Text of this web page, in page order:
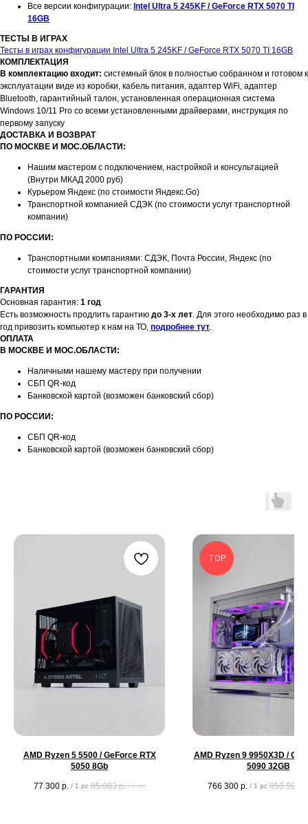
Все версии конфигурации: Intel Ultra 5 245KF / GeForce RTX 5070 TI
16GB
ТЕСТЫ В ИГРАХ
Тесты в играх конфигурации Intel Ultra 5 245KF / GeForce RTX 5070 TI 16GB
КОМПЛЕКТАЦИЯ
В комплектацию входит: системный блок в полностью собранном и готовом к
эксплуатации виде из коробки, кабель питания, адаптер WiFi, адаптер
Bluetooth, гарантийный талон, установленная операционная система
Windows 10/11 Pro со всеми установленными драйверами, инструкция по
первому запуску
ДОСТАВКА И ВОЗВРАТ
ПО МОСКВЕ И МОС.ОБЛАСТИ:
Нашим мастером с подключением, настройкой и консультацией
(Внутри МКАД 2000 руб)
Курьером Яндекс (по стоимости Яндекс.Go)
Транспортной компанией СДЭК (по стоимости услуг транспортной
компании)
ПО РОССИИ:
Транспортными компаниями: СДЭК, Почта России, Яндекс (по
стоимости услуг транспортной компании)
ГАРАНТИЯ
Основная гарантия: 1 год
Есть возможность продлить гарантию до 3-х лет. Для этого необходимо раз в
год привозить компьютер к нам на ТО, подробнее тут.
ОПЛАТА
В МОСКВЕ И МОС.ОБЛАСТИ:
Наличными нашему мастеру при получении
СБП QR-код
Банковской картой (возможен банковский сбор)
ПО РОССИИ:
СБП QR-код
Банковской картой (возможен банковский сбор)
AMD Ryzen 5 5500 / GeForce RTX
5050 8Gb
77 300 р. / 1 pc 85 803 р. / 1 pc
TOP
AMD Ryzen 9 9950X3D /
5090 32GB
766 300 р. / 1 pc 850 593